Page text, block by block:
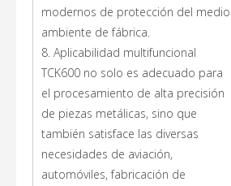
modernos de protección del medio
ambiente de fábrica.
8. Aplicabilidad multifuncional
TCK600 no solo es adecuado para
el procesamiento de alta precisión
de piezas metálicas, sino que
también satisface las diversas
necesidades de aviación,
automóviles, fabricación de